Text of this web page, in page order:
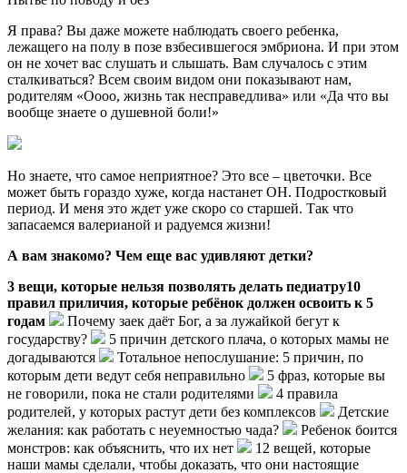
Я права? Вы даже можете наблюдать своего ребенка,
лежащего на полу в позе взбесившегося эмбриона. И при этом
он не хочет вас слушать и слышать. Вам случалось с этим
сталкиваться? Всем своим видом они показывают нам,
родителям «Оооо, жизнь так несправедлива» или «Да что вы
вообще знаете о душевной боли!»
Но знаете, что самое неприятное? Это все – цветочки. Все
может быть гораздо хуже, когда настанет ОН. Подростковый
период. И меня это ждет уже скоро со старшей. Так что
запасаемся валерианой и радуемся жизни!
А вам знакомо? Чем еще вас удивляют детки?
3 вещи, которые нельзя позволять делать педиатру10
правил приличия, которые ребёнок должен освоить к 5
годам
Почему заек даёт Бог, а за лужайкой бегут к
государству?
5 причин детского плача, о которых мамы не
догадываются
Тотальное непослушание: 5 причин, по
которым дети ведут себя неправильно
5 фраз, которые вы
не говорили, пока не стали родителями
4 правила
родителей, у которых растут дети без комплексов
Детские
желания: как работать с неуемностью чада?
Ребенок боится
монстров: как объяснить, что их нет
12 вещей, которые
наши мамы сделали, чтобы доказать, что они настоящие